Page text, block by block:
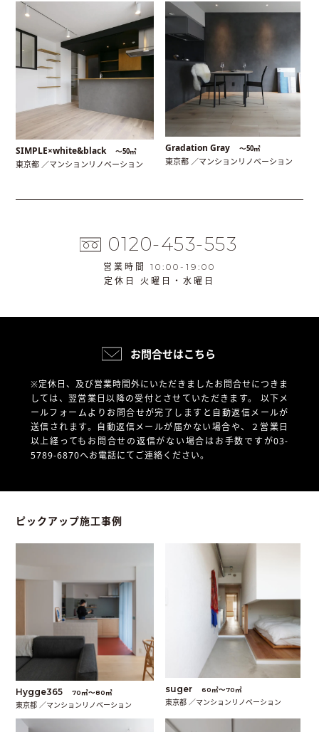
SIMPLE×white&black 〜50㎡
東京都 ／マンションリノベーション
Gradation Gray 〜50㎡
東京都 ／マンションリノベーション
0120-453-553
営業時間 10:00-19:00
定休日 火曜日・水曜日
お問合せはこちら
※定休日、及び営業時間外にいただきましたお問合せにつきま
しては、翌営業日以降の受付とさせていただきます。 以下メ
ールフォームよりお問合せが完了しますと自動返信メールが
送信されます。自動返信メールが届かない場合や、
２営業日
以上経ってもお問合せの返信がない場合はお手数ですが03-
5789-6870へお電話にてご連絡ください。
ピックアップ施工事例
Hygge365 70㎡〜80㎡
東京都 ／マンションリノベーション
suger 60㎡〜70㎡
東京都 ／マンションリノベーション